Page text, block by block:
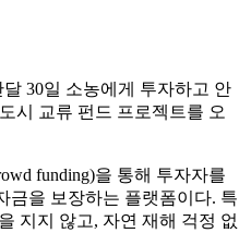
달 30일 소농에게 투자하고 안
시 교류 펀드 프로젝트를 오
funding)을 통해 투자자를
금을 보장하는 플랫폼이다. 특
지지 않고, 자연 재해 걱정 없